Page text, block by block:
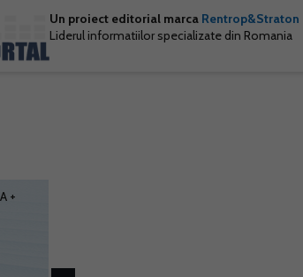
Un proiect editorial marca Rentrop&Straton
Liderul informatiilor specializate din Romania